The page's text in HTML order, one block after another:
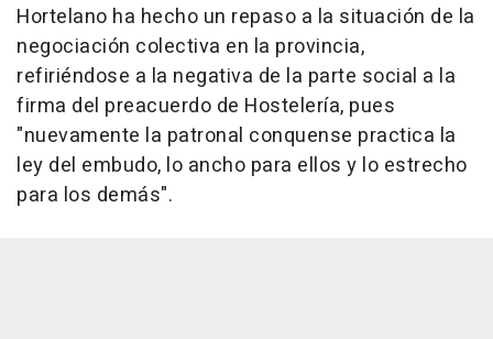
Hortelano ha hecho un repaso a la situación de la
negociación colectiva en la provincia,
refiriéndose a la negativa de la parte social a la
firma del preacuerdo de Hostelería, pues
"nuevamente la patronal conquense practica la
ley del embudo, lo ancho para ellos y lo estrecho
para los demás".